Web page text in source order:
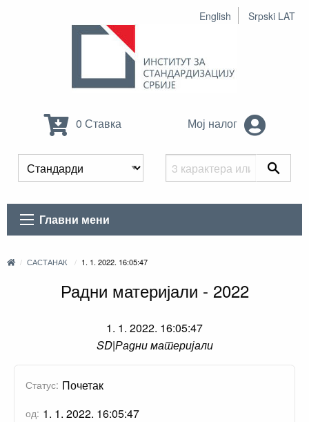
English Srpski LAT
0 Ставка Мој налог
Главни мени
САСТАНАК 1. 1. 2022. 16:05:47
Радни материјали - 2022
1. 1. 2022. 16:05:47
SD|Радни материјали
Статус: Почетак
од: 1. 1. 2022. 16:05:47